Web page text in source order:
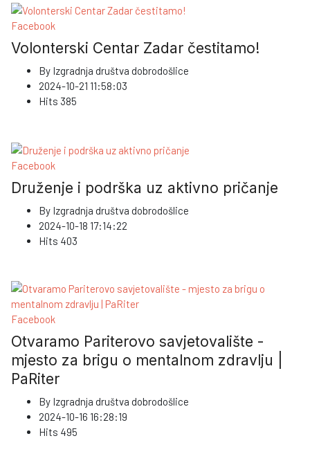
Facebook
Volonterski Centar Zadar čestitamo!
By Izgradnja društva dobrodošlice
2024-10-21 11:58:03
Hits 385
Facebook
Druženje i podrška uz aktivno pričanje
By Izgradnja društva dobrodošlice
2024-10-18 17:14:22
Hits 403
Facebook
Otvaramo Pariterovo savjetovalište -
mjesto za brigu o mentalnom zdravlju |
PaRiter
By Izgradnja društva dobrodošlice
2024-10-16 16:28:19
Hits 495